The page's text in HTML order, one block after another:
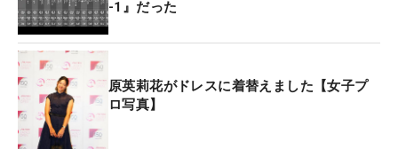
-1』だった
原英莉花がドレスに着替えました【女子プ
ロ写真】